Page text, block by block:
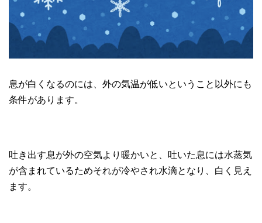
息が白くなるのには、外の気温が低いということ以外にも
条件があります。
吐き出す息が外の空気より暖かいと、吐いた息には水蒸気
が含まれているためそれが冷やされ水滴となり、白く見え
ます。